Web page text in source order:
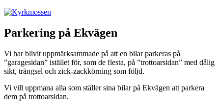
Parkering på Ekvägen
Vi har blivit uppmärksammade på att en bilar parkeras på
”garagesidan” istället för, som de flesta, på ”trottoarsidan” med dålig
sikt, trängsel och zick-zackkörning som följd.
Vi vill uppmana alla som ställer sina bilar på Ekvägen att parkera
dem på trottoarsidan.